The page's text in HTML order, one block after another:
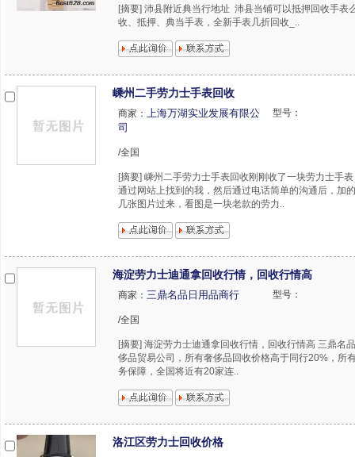
[摘要] 沛县附近典当行地址 沛县当铺可以抵押回收手表
收、抵押、典当手表，全新手表几折回收_..
嵊州二手劳力士手表回收
商家： 上海万湖实业发展有限公
司
型号：
/全国
[摘要] 嵊州二手劳力士手表回收刚刚收了一块劳力士手
通过网站上找到的我，然后通过电话简单的沟通后，加
几张图片过来，看图是一块老款的劳力..
海淀劳力士迪通拿回收行情，回收行情高
商家： 三鼎名品日用品商行 型号：
/全国
[摘要] 海淀劳力士迪通拿回收行情，回收行情高 三鼎名
侈品贸易公司，所有奢侈品回收价格高于同行20%，所
务保障，全国将近有20家连..
洛江区劳力士回收价格